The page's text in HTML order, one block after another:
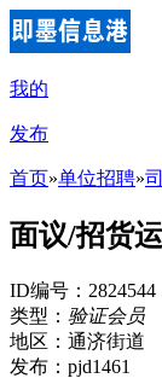
我的
发布
首页»单位招聘»
面议/招货
ID编号：
类型： 验证会员
地区：通济街道
发布：pjd1461